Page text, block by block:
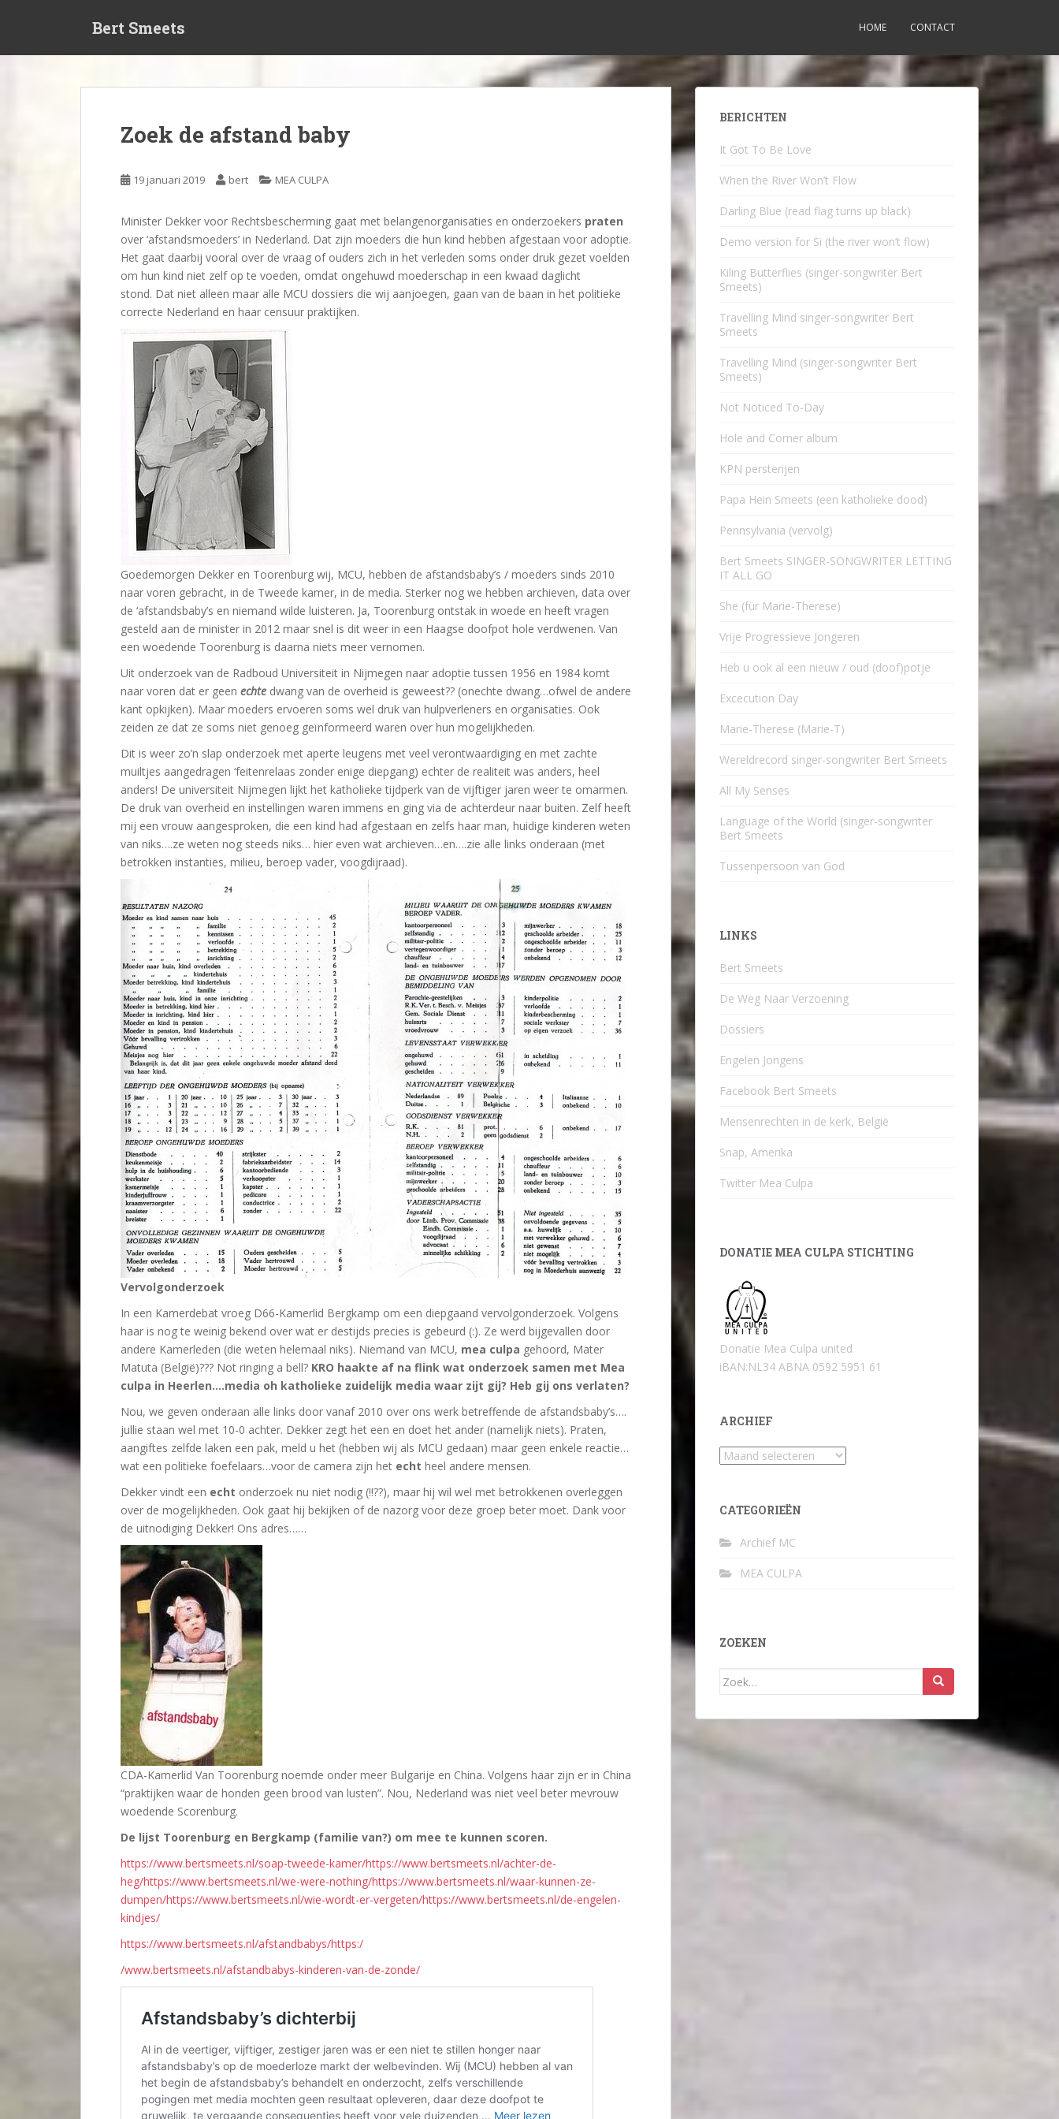
Bert Smeets HOME CONTACT
Zoek de afstand baby
19 januari 2019 bert MEA CULPA
Minister Dekker voor Rechtsbescherming gaat met belangenorganisaties en onderzoekers praten
over ‘afstandsmoeders’ in Nederland. Dat zijn moeders die hun kind hebben afgestaan voor adoptie.
Het gaat daarbij vooral over de vraag of ouders zich in het verleden soms onder druk gezet voelden
om hun kind niet zelf op te voeden, omdat ongehuwd moederschap in een kwaad daglicht
stond. Dat niet alleen maar alle MCU dossiers die wij aanjoegen, gaan van de baan in het politieke
correcte Nederland en haar censuur praktijken.
Goedemorgen Dekker en Toorenburg wij, MCU, hebben de afstandsbaby’s / moeders sinds 2010
naar voren gebracht, in de Tweede kamer, in de media. Sterker nog we hebben archieven, data over
de ‘afstandsbaby’s en niemand wilde luisteren. Ja, Toorenburg ontstak in woede en heeft vragen
gesteld aan de minister in 2012 maar snel is dit weer in een Haagse doofpot hole verdwenen. Van
een woedende Toorenburg is daarna niets meer vernomen.
Uit onderzoek van de Radboud Universiteit in Nijmegen naar adoptie tussen 1956 en 1984 komt
naar voren dat er geen echte dwang van de overheid is geweest?? (onechte dwang…ofwel de andere
kant opkijken). Maar moeders ervoeren soms wel druk van hulpverleners en organisaties. Ook
zeiden ze dat ze soms niet genoeg geïnformeerd waren over hun mogelijkheden.
Dit is weer zo’n slap onderzoek met aperte leugens met veel verontwaardiging en met zachte
muiltjes aangedragen ‘feitenrelaas zonder enige diepgang) echter de realiteit was anders, heel
anders! De universiteit Nijmegen lijkt het katholieke tijdperk van de vijftiger jaren weer te omarmen.
De druk van overheid en instellingen waren immens en ging via de achterdeur naar buiten. Zelf heeft
mij een vrouw aangesproken, die een kind had afgestaan en zelfs haar man, huidige kinderen weten
van niks….ze weten nog steeds niks… hier even wat archieven…en….zie alle links onderaan (met
betrokken instanties, milieu, beroep vader, voogdijraad).
Vervolgonderzoek
In een Kamerdebat vroeg D66-Kamerlid Bergkamp om een diepgaand vervolgonderzoek. Volgens
haar is nog te weinig bekend over wat er destijds precies is gebeurd (:). Ze werd bijgevallen door
andere Kamerleden (die weten helemaal niks). Niemand van MCU, mea culpa gehoord, Mater
Matuta (België)??? Not ringing a bell? KRO haakte af na flink wat onderzoek samen met Mea
culpa in Heerlen….media oh katholieke zuidelijk media waar zijt gij? Heb gij ons verlaten?
Nou, we geven onderaan alle links door vanaf 2010 over ons werk betreffende de afstandsbaby’s….
jullie staan wel met 10-0 achter. Dekker zegt het een en doet het ander (namelijk niets). Praten,
aangiftes zelfde laken een pak, meld u het (hebben wij als MCU gedaan) maar geen enkele reactie…
wat een politieke foefelaars…voor de camera zijn het echt heel andere mensen.
Dekker vindt een echt onderzoek nu niet nodig (!!??), maar hij wil wel met betrokkenen overleggen
over de mogelijkheden. Ook gaat hij bekijken of de nazorg voor deze groep beter moet. Dank voor
de uitnodiging Dekker! Ons adres……
CDA-Kamerlid Van Toorenburg noemde onder meer Bulgarije en China. Volgens haar zijn er in China
“praktijken waar de honden geen brood van lusten”. Nou, Nederland was niet veel beter mevrouw
woedende Scorenburg.
De lijst Toorenburg en Bergkamp (familie van?) om mee te kunnen scoren.
https://www.bertsmeets.nl/soap-tweede-kamer/https://www.bertsmeets.nl/achter-de-
heg/https://www.bertsmeets.nl/we-were-nothing/https://www.bertsmeets.nl/waar-kunnen-ze-
dumpen/https://www.bertsmeets.nl/wie-wordt-er-vergeten/https://www.bertsmeets.nl/de-engelen-
kindjes/
https://www.bertsmeets.nl/afstandbabys/https:/
/www.bertsmeets.nl/afstandbabys-kinderen-van-de-zonde/
BERICHTEN
It Got To Be Love
When the River Won’t Flow
Darling Blue (read flag turns up black)
Demo version for Si (the river won’t flow)
Kiling Butterflies (singer-songwriter Bert
Smeets)
Travelling Mind singer-songwriter Bert
Smeets
Travelling Mind (singer-songwriter Bert
Smeets)
Not Noticed To-Day
Hole and Corner album
KPN persterijen
Papa Hein Smeets (een katholieke dood)
Pennsylvania (vervolg)
Bert Smeets SINGER-SONGWRITER LETTING
IT ALL GO
She (für Marie-Therese)
Vrije Progressieve Jongeren
Heb u ook al een nieuw / oud (doof)potje
Excecution Day
Marie-Therese (Marie-T)
Wereldrecord singer-songwriter Bert Smeets
All My Senses
Language of the World (singer-songwriter
Bert Smeets
Tussenpersoon van God
LINKS
Bert Smeets
De Weg Naar Verzoening
Dossiers
Engelen Jongens
Facebook Bert Smeets
Mensenrechten in de kerk, België
Snap, Amerika
Twitter Mea Culpa
DONATIE MEA CULPA STICHTING
Donatie Mea Culpa united
iBAN:NL34 ABNA 0592 5951 61
ARCHIEF
Archief
CATEGORIEËN
Archief MC
MEA CULPA
ZOEKEN
Zoek